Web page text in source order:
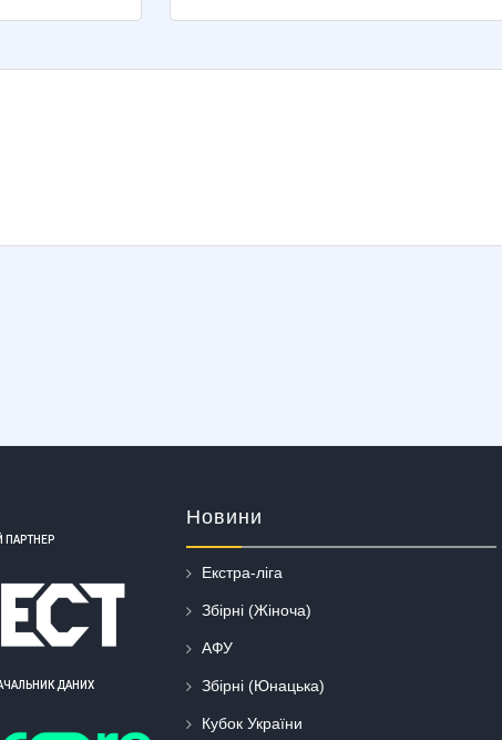
ПАРТНЕР
ДАНИХ
Новини
Екстра-ліга
Збірні (Жіноча)
АФУ
Збірні (Юнацька)
Кубок України